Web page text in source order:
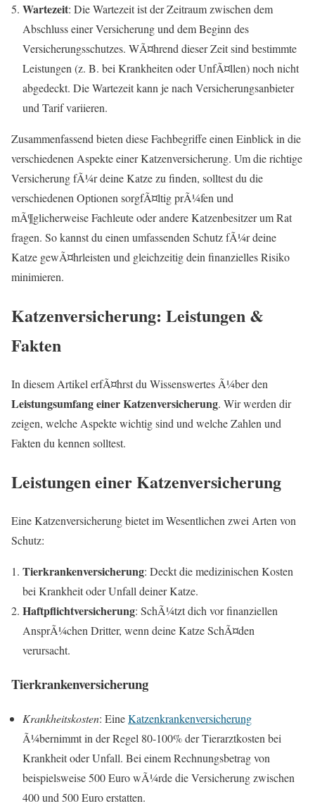
Wartezeit: Die Wartezeit ist der Zeitraum zwischen dem
Abschluss einer Versicherung und dem Beginn des
Versicherungsschutzes. WÃ¤hrend dieser Zeit sind bestimmte
Leistungen (z. B. bei Krankheiten oder UnfÃ¤llen) noch nicht
abgedeckt. Die Wartezeit kann je nach Versicherungsanbieter
und Tarif variieren.
Zusammenfassend bieten diese Fachbegriffe einen Einblick in die
verschiedenen Aspekte einer Katzenversicherung. Um die richtige
Versicherung fÃ¼r deine Katze zu finden, solltest du die
verschiedenen Optionen sorgfÃ¤ltig prÃ¼fen und
mÃ¶glicherweise Fachleute oder andere Katzenbesitzer um Rat
fragen. So kannst du einen umfassenden Schutz fÃ¼r deine
Katze gewÃ¤hrleisten und gleichzeitig dein finanzielles Risiko
minimieren.
Katzenversicherung: Leistungen &
Fakten
In diesem Artikel erfÃ¤hrst du Wissenswertes Ã¼ber den
Leistungsumfang einer Katzenversicherung. Wir werden dir
zeigen, welche Aspekte wichtig sind und welche Zahlen und
Fakten du kennen solltest.
Leistungen einer Katzenversicherung
Eine Katzenversicherung bietet im Wesentlichen zwei Arten von
Schutz:
Tierkrankenversicherung: Deckt die medizinischen Kosten
bei Krankheit oder Unfall deiner Katze.
Haftpflichtversicherung: SchÃ¼tzt dich vor finanziellen
AnsprÃ¼chen Dritter, wenn deine Katze SchÃ¤den
verursacht.
Tierkrankenversicherung
Krankheitskosten: EineKatzenkrankenversicherung
Ã¼bernimmt in der Regel 80-100% der Tierarztkosten bei
Krankheit oder Unfall. Bei einem Rechnungsbetrag von
beispielsweise 500 Euro wÃ¼rde die Versicherung zwischen
400 und 500 Euro erstatten.